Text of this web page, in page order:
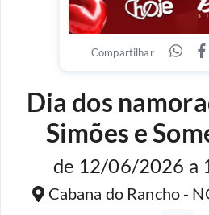
Compartilhar
Dia dos
Simões e
de 12/06/2026 a
Cabana do Rancho -